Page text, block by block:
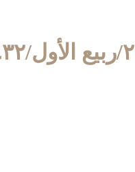
٢/ربيع الأول/١٤٣٢ الموافق ٥/فبراير/٢٠١١